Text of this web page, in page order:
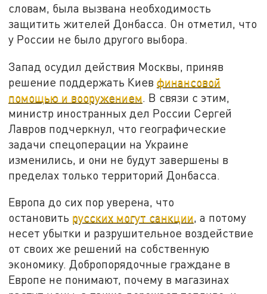
словам, была вызвана необходимость
защитить жителей Донбасса. Он отметил, что
у России не было другого выбора.
Запад осудил действия Москвы, приняв
решение поддержать Киевфинансовой
помощью и вооружением . В связи с этим,
министр иностранных дел России Сергей
Лавров подчеркнул, что географические
задачи спецоперации на Украине
изменились, и они не будут завершены в
пределах только территорий Донбасса.
Европа до сих пор уверена, что
остановить русских могут санкции, а потому
несет убытки и разрушительное воздействие
от своих же решений на собственную
экономику. Добропорядочные граждане в
Европе не понимают, почему в магазинах